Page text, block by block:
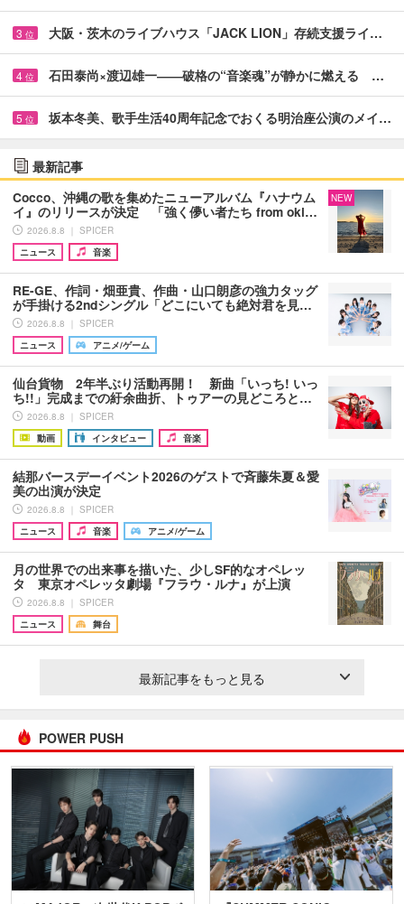
3 位 大阪・茨木のライブハウス「JACK LION」存続支援ライ…
4 位 石田泰尚×渡辺雄一――破格の“音楽魂”が静かに燃える …
5 位 坂本冬美、歌手生活40周年記念でおくる明治座公演のメイ…
最新記事
Cocco、沖縄の歌を集めたニューアルバム『ハナウム
イ』のリリースが決定 「強く儚い者たち from oki…
2026.8.8 ｜ SPICER
ニュース
音楽
NEW
RE-GE、作詞・畑亜貴、作曲・山口朗彦の強力タッグ
が手掛ける2ndシングル「どこにいても絶対君を見…
2026.8.8 ｜ SPICER
ニュース
アニメ/ゲーム
仙台貨物 2年半ぶり活動再開！ 新曲「いっち! いっ
ち!!」完成までの紆余曲折、トゥアーの見どころと…
2026.8.8 ｜ SPICER
動画
インタビュー 音楽
結那バースデーイベント2026のゲストで斉藤朱夏＆愛
美の出演が決定
2026.8.8 ｜ SPICER
ニュース
音楽 アニメ/ゲーム
月の世界での出来事を描いた、少しSF的なオペレッ
タ 東京オペレッタ劇場『フラウ・ルナ』が上演
2026.8.8 ｜ SPICER
ニュース
舞台
最新記事をもっと見る
POWER PUSH